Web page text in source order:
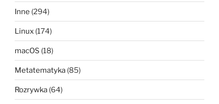
Inne (294)
Linux (174)
macOS (18)
Metatematyka (85)
Rozrywka (64)